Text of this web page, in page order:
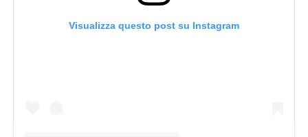
Visualizza questo post su Instagram